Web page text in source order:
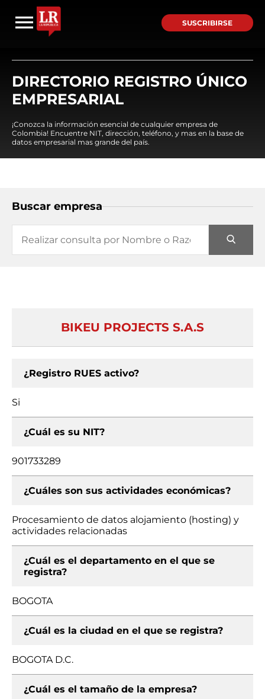
SUSCRIBIRSE
DIRECTORIO REGISTRO ÚNICO
EMPRESARIAL
¡Conozca la información esencial de cualquier empresa de
Colombia! Encuentre NIT, dirección, teléfono, y mas en la base de
datos empresarial mas grande del país.
Buscar empresa
BIKEU PROJECTS S.A.S
¿Registro RUES activo?
Si
¿Cuál es su NIT?
901733289
¿Cuáles son sus actividades económicas?
Procesamiento de datos alojamiento (hosting) y
actividades relacionadas
¿Cuál es el departamento en el que se
registra?
BOGOTA
¿Cuál es la ciudad en el que se registra?
BOGOTA D.C.
¿Cuál es el tamaño de la empresa?